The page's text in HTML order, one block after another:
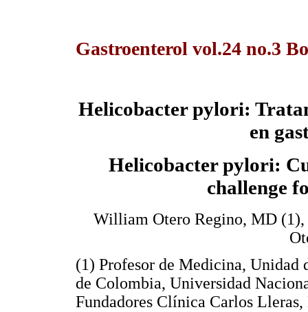
Gastroenterol vol.24 no.3
Helicobacter pylori:
en
Helicobacter pylori:
challenge
William Otero Regino, MD
(1) Profesor de Medicina, Unidad
de Colombia, Universidad
Fundadores Clínica Carlos